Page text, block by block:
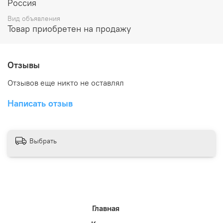
140-220см.
Вес полной комплектации 6 кг.
две пары опорных ножек из алюминиевого
столешница из ламинированной фанеры с
алюминиевого профиля 20х20мм.
Россия
Вид объявления
Товар приобретен на продажу
Отзывы
Отзывов еще никто не оставлял
Написать отзыв
Выбрать
Главная